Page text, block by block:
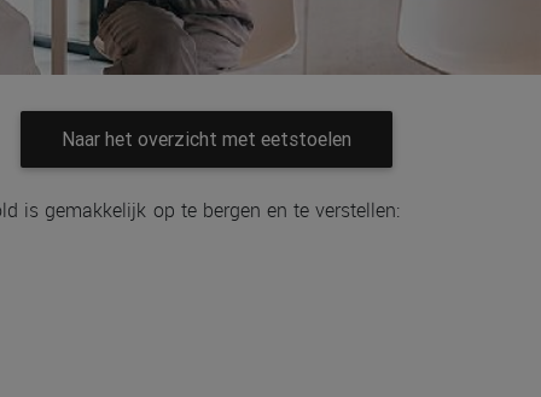
Naar het overzicht met eetstoelen
is gemakkelijk op te bergen en te verstellen: